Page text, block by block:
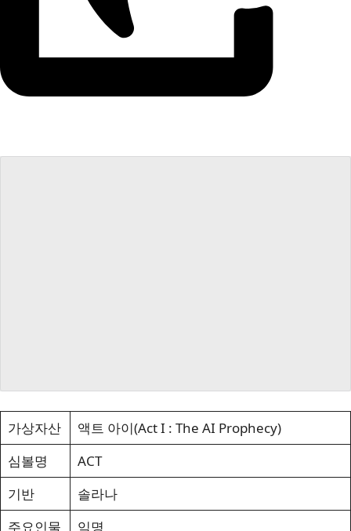
가상자산
액트 아이(Act I : The AI Prophecy)
심볼명
ACT
기반
솔라나
주요인물
익명